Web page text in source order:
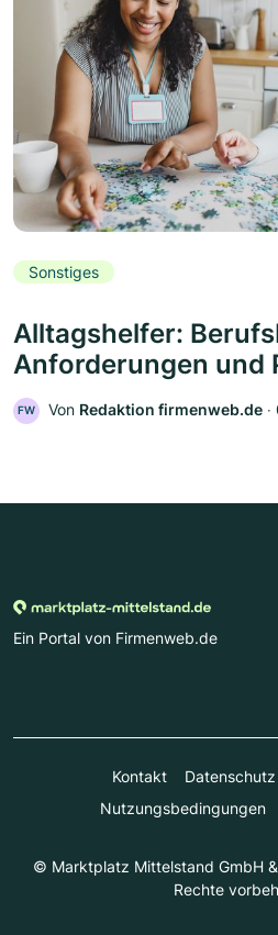
Sonstiges
Alltagshelfer:
Anforderungen und
FW Von Redaktion firmenweb.de ‧
Ein Portal von Firmenweb.de
Kontakt Datenschutz
Nutzungsbedingungen
© Marktplatz Mittelstand GmbH
Rechte